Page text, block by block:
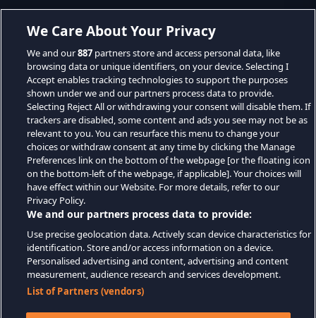
We Care About Your Privacy
We and our887 partners store and access personal data, like
browsing data or unique identifiers, on your device. Selecting I
Accept enables tracking technologies to support the purposes
shown under we and our partners process data to provide.
Selecting Reject All or withdrawing your consent will disable them. If
trackers are disabled, some content and ads you see may not be as
relevant to you. You can resurface this menu to change your
choices or withdraw consent at any time by clicking the Manage
Preferences link on the bottom of the webpage [or the floating icon
on the bottom-left of the webpage, if applicable]. Your choices will
have effect within our Website. For more details, refer to our
Privacy Policy.
We and our partners process data to provide:
Use precise geolocation data. Actively scan device characteristics for
identification. Store and/or access information on a device.
Personalised advertising and content, advertising and content
measurement, audience research and services development.
List of Partners (vendors)